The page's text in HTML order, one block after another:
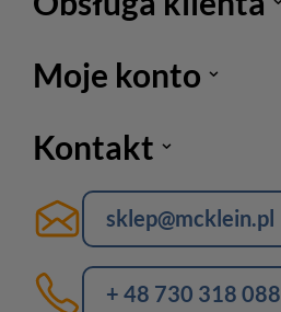
Moje konto
Kontakt
sklep@mcklein.pl
+ 48 730 318 088